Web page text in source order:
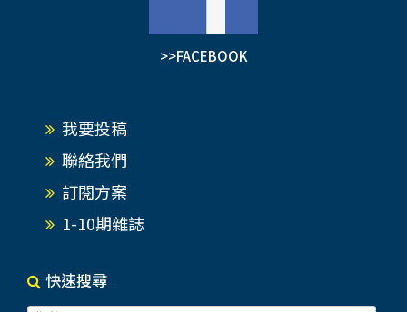
>>FACEBOOK
我要投稿
聯絡我們
訂閱方案
1-10期雜誌
快速搜尋